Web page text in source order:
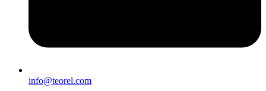
info@teorel.com